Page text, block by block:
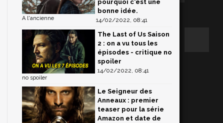
pourquoi c'est une
bonne idée.
14/02/2022, 08:41
A l'ancienne
The Last of Us Saison
2 : on a vu tous les
épisodes - critique no
spoiler
14/02/2022, 08:41
no spoiler
Le Seigneur des
Anneaux : premier
teaser pour la série
Amazon et date de